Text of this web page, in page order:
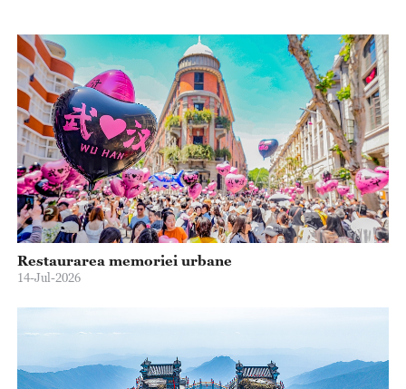
Restaurarea memoriei urbane
14-Jul-2026